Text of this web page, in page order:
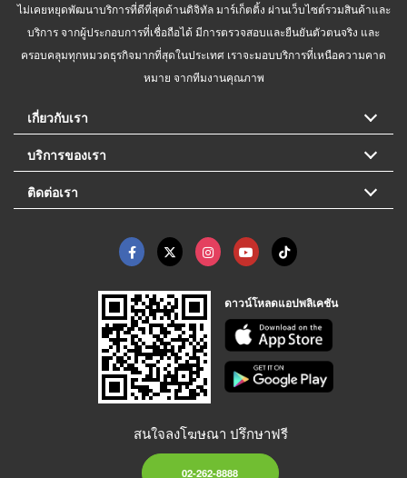
ไม่เคยหยุดพัฒนาบริการที่ดีที่สุดด้านดิจิทัล มาร์เก็ตติ้ง ผ่านเว็บไซต์รวมสินค้าและ
บริการ จากผู้ประกอบการที่เชื่อถือได้ มีการตรวจสอบและยืนยันตัวตนจริง และ
ครอบคลุมทุกหมวดธุรกิจมากที่สุดในประเทศ เราจะมอบบริการที่เหนือความคาด
หมาย จากทีมงานคุณภาพ
เกี่ยวกับเรา
บริการของเรา
ติดต่อเรา
ดาวน์โหลดแอปพลิเคชัน
สนใจลงโฆษณา ปรึกษาฟรี
02-262-8888